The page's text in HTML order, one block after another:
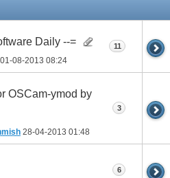
Daily --=
01-08-2013 08:24
11
OSCam-ymod by
28-04-2013 01:48
3
6